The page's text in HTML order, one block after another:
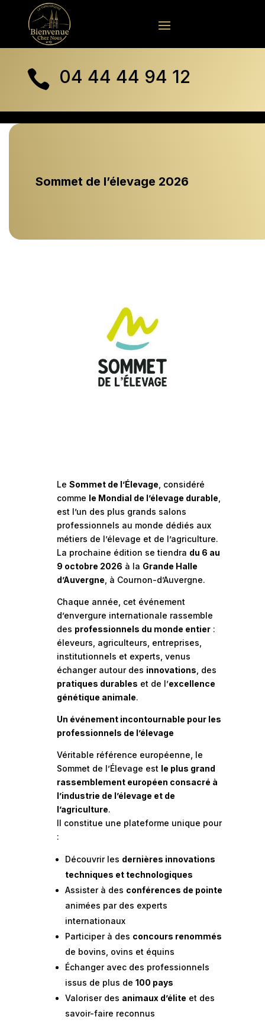
 04 44 44 94 12
Sommet de l’élevage 2026
Le Sommet de l’Élevage , considéré
comme le Mondial de l’élevage durable
est l’un des plus grands salons
professionnels au monde dédiés aux
métiers de l’élevage et de l’agriculture.
La prochaine édition se tiendra du 6 au
9 octobre 2026 à la Grande Halle
d’Auvergne , à Cournon-d’Auvergne.
Chaque année, cet événement
d’envergure internationale rassemble
des professionnels du monde entier:
éleveurs, agriculteurs, entreprises,
institutionnels et experts, venus
échanger autour des innovations , des
pratiques durables et de l’excellence
génétique animale.
Un événement incontournable pour les
professionnels de l’élevage
Véritable référence européenne, le
Sommet de l’Élevage est le plus grand
rassemblement européen consacré à
l’industrie de l’élevage et de
l’agriculture.
Il constitue une plateforme unique pour
:
Découvrir les dernières innovations
techniques et technologiques
Assister à des conférences de pointe
animées par des experts
internationaux
Participer à des concours renommés
de bovins, ovins et équins
Échanger avec des professionnels
issus de plus de 100 pays
Valoriser des animaux d’élite et des
savoir-faire reconnus